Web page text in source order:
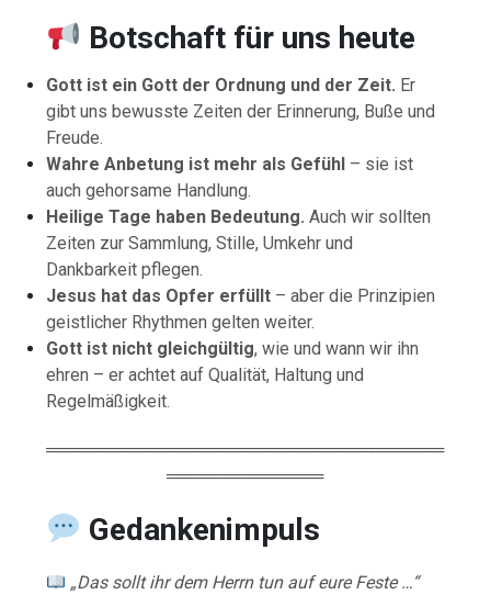
Botschaft für uns heute
Gott ist ein Gott der Ordnung und der Zeit. Er
gibt uns bewusste Zeiten der Erinnerung, Buße und
Freude.
Wahre Anbetung ist mehr als Gefühl – sie ist
auch gehorsame Handlung.
Heilige Tage haben Bedeutung. Auch wir sollten
Zeiten zur Sammlung, Stille, Umkehr und
Dankbarkeit pflegen.
Jesus hat das Opfer erfüllt – aber die Prinzipien
geistlicher Rhythmen gelten weiter.
Gott ist nicht gleichgültig, wie und wann wir ihn
ehren – er achtet auf Qualität, Haltung und
Regelmäßigkeit.
═════════════════════════════════
═════════════
Gedankenimpuls
„Das sollt ihr dem Herrn tun auf eure Feste …“